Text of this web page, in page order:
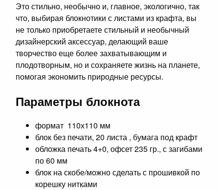
Это стильно, необычно и, главное, экологично, так
что, выбирая блокнотики с листами из крафта, вы
не только приобретаете стильный и необычный
дизайнерский аксессуар, делающий ваше
творчество еще более захватывающим и
плодотворным, но и сохраняете жизнь на планете,
помогая экономить природные ресурсы.
Параметры блокнота
формат 110х110 мм
блок без печати, 20 листа , бумага под крафт
обложка печать 4+0, офсет 235 гр., с загибами
по 60 мм
блок на скобе/можно сделать с прошивкой по
корешку нитками